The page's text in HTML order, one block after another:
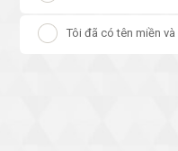
Tôi đã có tên miền